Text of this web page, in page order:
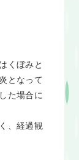
くぼみと
となって
た場合に
、経過観